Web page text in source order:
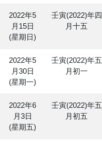
2022年5
月15日
(星期日)
壬寅(2022)年四
月十五
2022年5
月30日
(星期一)
壬寅(2022)年五
月初一
2022年6
月3日
(星期五)
壬寅(2022)年五
月初五